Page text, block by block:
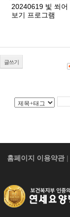
20240619 빛 쐬어
보기 프로그램
글쓰기
홈페이지 이용약관|